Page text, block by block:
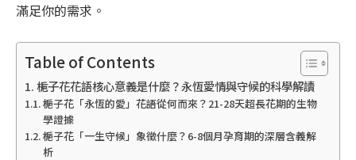
滿足你的需求。
Table of Contents
梔子花花語核心意義是什麼？永恆愛情與守候的科學解讀
梔子花「永恆的愛」花語從何而來？21-28天超長花期的生物
學證據
梔子花「一生守候」象徵什麼？6-8個月孕育期的深層含義解
析